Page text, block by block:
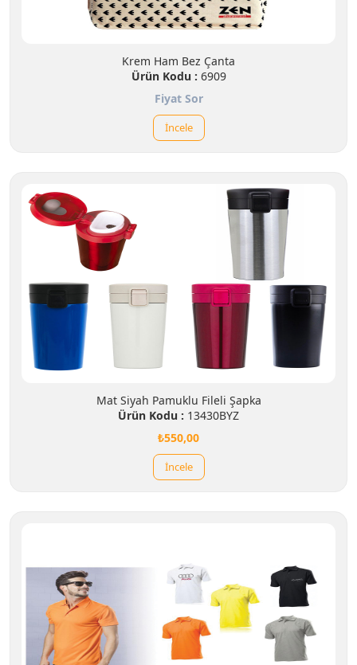
Krem Ham Bez Çanta
Ürün Kodu : 6909
Fiyat Sor
İncele
Mat Siyah Pamuklu Fileli Şapka
Ürün Kodu : 13430BYZ
₺550,00
İncele